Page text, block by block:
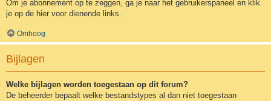
Om je abonnement op te zeggen, ga je naar het gebruikerspaneel en klik
je op de hier voor dienende links.
Omhoog
Bijlagen
Welke bijlagen worden toegestaan op dit forum?
De beheerder bepaalt welke bestandstypes al dan niet toegestaan